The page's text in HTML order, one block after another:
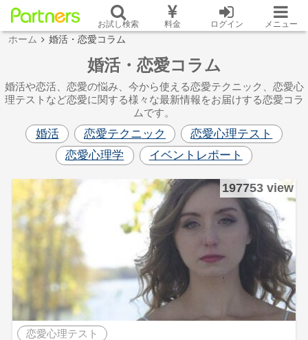
お試し検索 料金 ログイン メニュー
ホーム 婚活・恋愛コラム
婚活・恋愛コラム
婚活や恋活、恋愛の悩み、今から使える恋愛テクニック、恋愛心
理テストなど恋愛に関する様々な最新情報をお届けする恋愛コラ
ムです。
婚活 恋愛テクニック
恋愛心理テスト
恋愛心理学
イベントレポート
197753 view
恋愛心理テスト